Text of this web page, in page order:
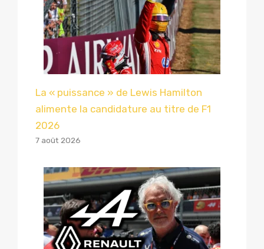
La « puissance » de Lewis Hamilton
alimente la candidature au titre de F1
2026
7 août 2026